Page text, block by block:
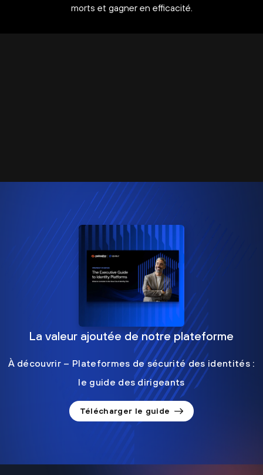
morts et gagner en efficacité.
La valeur ajoutée de notre plateforme
À découvrir – Plateformes de sécurité des identités :
le guide des dirigeants
Télécharger le guide